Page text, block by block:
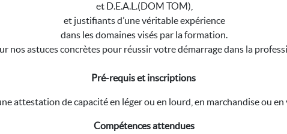
et D.E.A.L.(DOM TOM),
et justifiants d’une véritable expérience
dans les domaines visés par la formation.
nos astuces concrètes pour réussir votre démarrage dans la
Pré-requis et inscriptions
attestation de capacité en léger ou en lourd, en marchandise ou en
Compétences attendues